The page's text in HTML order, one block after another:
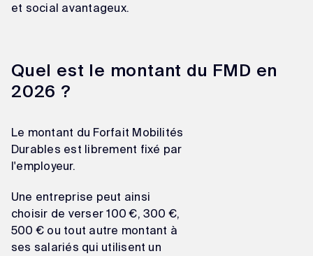
et social avantageux.
Quel est le montant du FMD en
2026 ?
Le montant du Forfait Mobilités
Durables est librement fixé par
l'employeur.
Une entreprise peut ainsi
choisir de verser 100 €, 300 €,
500 € ou tout autre montant à
ses salariés qui utilisent un